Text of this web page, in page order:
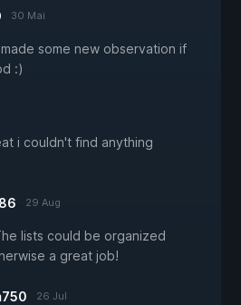
30 Mai
some new observation if
:)
i couldn't find anything
29 Aug
lists could be organized
a great job!
26 Jul